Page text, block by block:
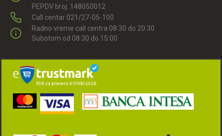
PEPDV broj: 148050012
Call centar 021/27-05-100
Radno vreme call centra 08:30 do 20:30
Subotom od 08:30 do 15:00